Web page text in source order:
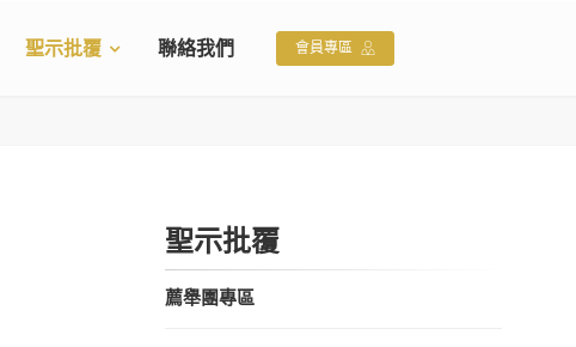
聖示批覆 聯絡我們 會員專區
聖示批覆
薦舉團專區